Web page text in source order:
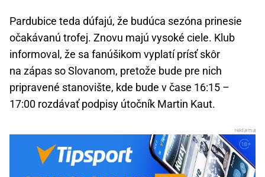
Pardubice teda dúfajú, že budúca sezóna prinesie
očakávanú trofej. Znovu majú vysoké ciele. Klub
informoval, že sa fanúšikom vyplatí prísť skôr
na zápas so Slovanom, pretože bude pre nich
pripravené stanovište, kde bude v čase 16:15 –
17:00 rozdávať podpisy útočník Martin Kaut.